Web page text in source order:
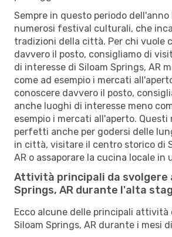
Sempre in questo periodo
numerosi festival culturali, che
tradizioni della città. Per chi vuole
davvero il posto, consigliamo di
di interesse di Siloam Springs, AR
come ad esempio i mercati
conoscere davvero il posto,
anche luoghi di interesse meno
esempio i mercati all'aperto. Questi
perfetti anche per godersi delle
in città, visitare il centro storico di
AR o assaporare la cucina locale in
Attività principali da svolgere
Springs, AR durante l'alta
Ecco alcune delle principali attività
Siloam Springs, AR durante i mesi